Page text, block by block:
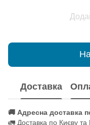
Доставка
🚚 Адресна доставка
🚛 Доставка по Києву